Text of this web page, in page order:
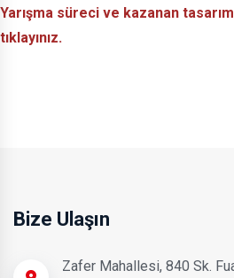
Yarışma süreci ve kazanan
tıklayınız.
Bize Ulaşın
Zafer Mahallesi, 840 Sk.